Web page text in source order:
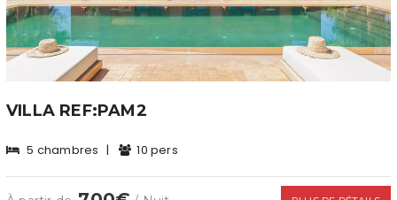
VILLA REF:PAM2
5 chambres | 10 pers